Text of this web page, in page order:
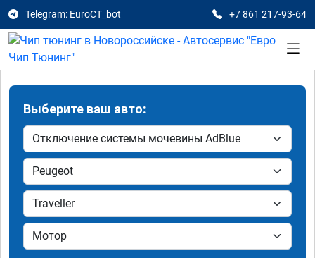
Telegram: EuroCT_bot +7 861 217-93-64
Выберите ваш авто: